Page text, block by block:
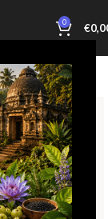
0 €